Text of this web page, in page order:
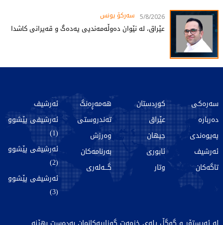
5/8/2026 سەرکۆ یونس
عێراق، لە نێوان دەوڵەمەندیی یەدەگ و قەیرانی کاشدا
سەرەکی
دەربارە
پەیوەندی
ئەرشیف
تاگەکان
کوردستان
عێراق
جیهان
ئابوری
وتار
هەمەڕەنگ
تەندروستی
وەرزش
بەرنامەکان
گـــەلەری
ئەرشیف
ئەرشیفی پێشوو
(1)
ئەرشیفی پێشوو
(2)
ئەرشیفی پێشوو
(3)